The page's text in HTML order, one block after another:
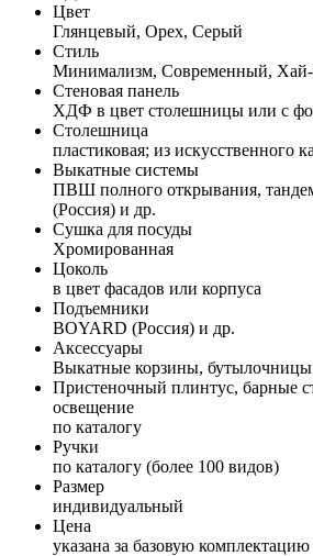
Цвет
Глянцевый, Орех, Серый
Стиль
Минимализм, Современный, Хай-
Стеновая панель
ХДФ в цвет столешницы или с
Столешница
пластиковая; из искусственного
Выкатные системы
ПВШ полного открывания,
(Россия) и др.
Сушка для посуды
Хромированная
Цоколь
в цвет фасадов или корпуса
Подъемники
BOYARD (Россия) и др.
Аксессуары
Выкатные корзины,
Пристеночный плинтус, барные
освещение
по каталогу
Ручки
по каталогу (более 100 видов)
Размер
индивидуальный
Цена
указана за базовую комплектацию